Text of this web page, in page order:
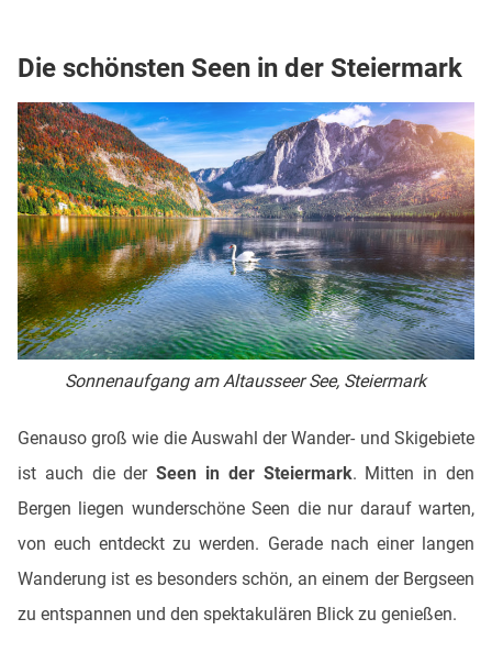
Die schönsten Seen in der Steiermark
Sonnenaufgang am Altausseer See, Steiermark
Genauso groß wie die Auswahl der Wander- und Skigebiete
ist auch die derSeen in der Steiermark. Mitten in den
Bergen liegen wunderschöne Seen die nur darauf warten,
von euch entdeckt zu werden. Gerade nach einer langen
Wanderung ist es besonders schön, an einem der Bergseen
zu entspannen und den spektakulären Blick zu genießen.